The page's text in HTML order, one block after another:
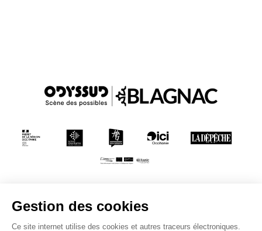
Conditions générales de vente
Mentions légales